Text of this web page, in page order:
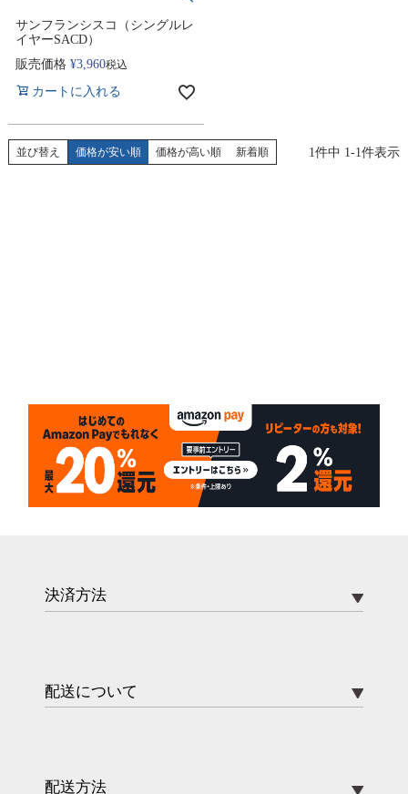
サンフランシスコ（シングルレ
イヤーSACD）
販売価格 ¥3,960税込
カートに入れる
並び替え 価格が安い順 価格が高い順 新着順 1件中 1-1件表示
決済方法
配送について
配送方法